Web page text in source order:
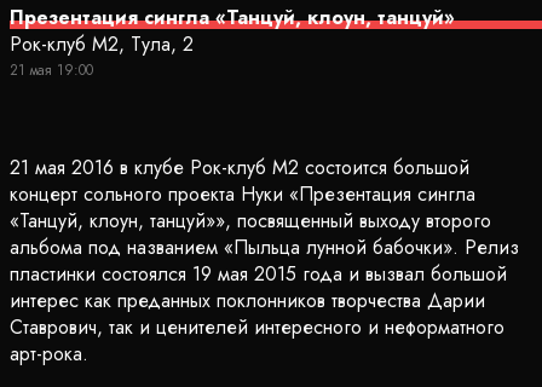
Презентация сингла «Танцуй, клоун, танцуй»
Рок-клуб М2, Тула, 2
21 мая 19:00
21 мая 2016 в клубе Рок-клуб М2 состоится большой
концерт сольного проекта Нуки «Презентация сингла
«Танцуй, клоун, танцуй»», посвященный выходу второго
альбома под названием «Пыльца лунной бабочки». Релиз
пластинки состоялся 19 мая 2015 года и вызвал большой
интерес как преданных поклонников творчества Дарии
Ставрович, так и ценителей интересного и неформатного
арт-рока.